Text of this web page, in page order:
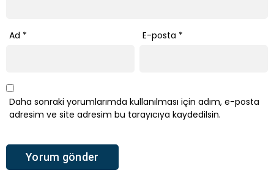
Ad * E-posta *
Daha sonraki yorumlarımda kullanılması için adım, e-posta
adresim ve site adresim bu tarayıcıya kaydedilsin.